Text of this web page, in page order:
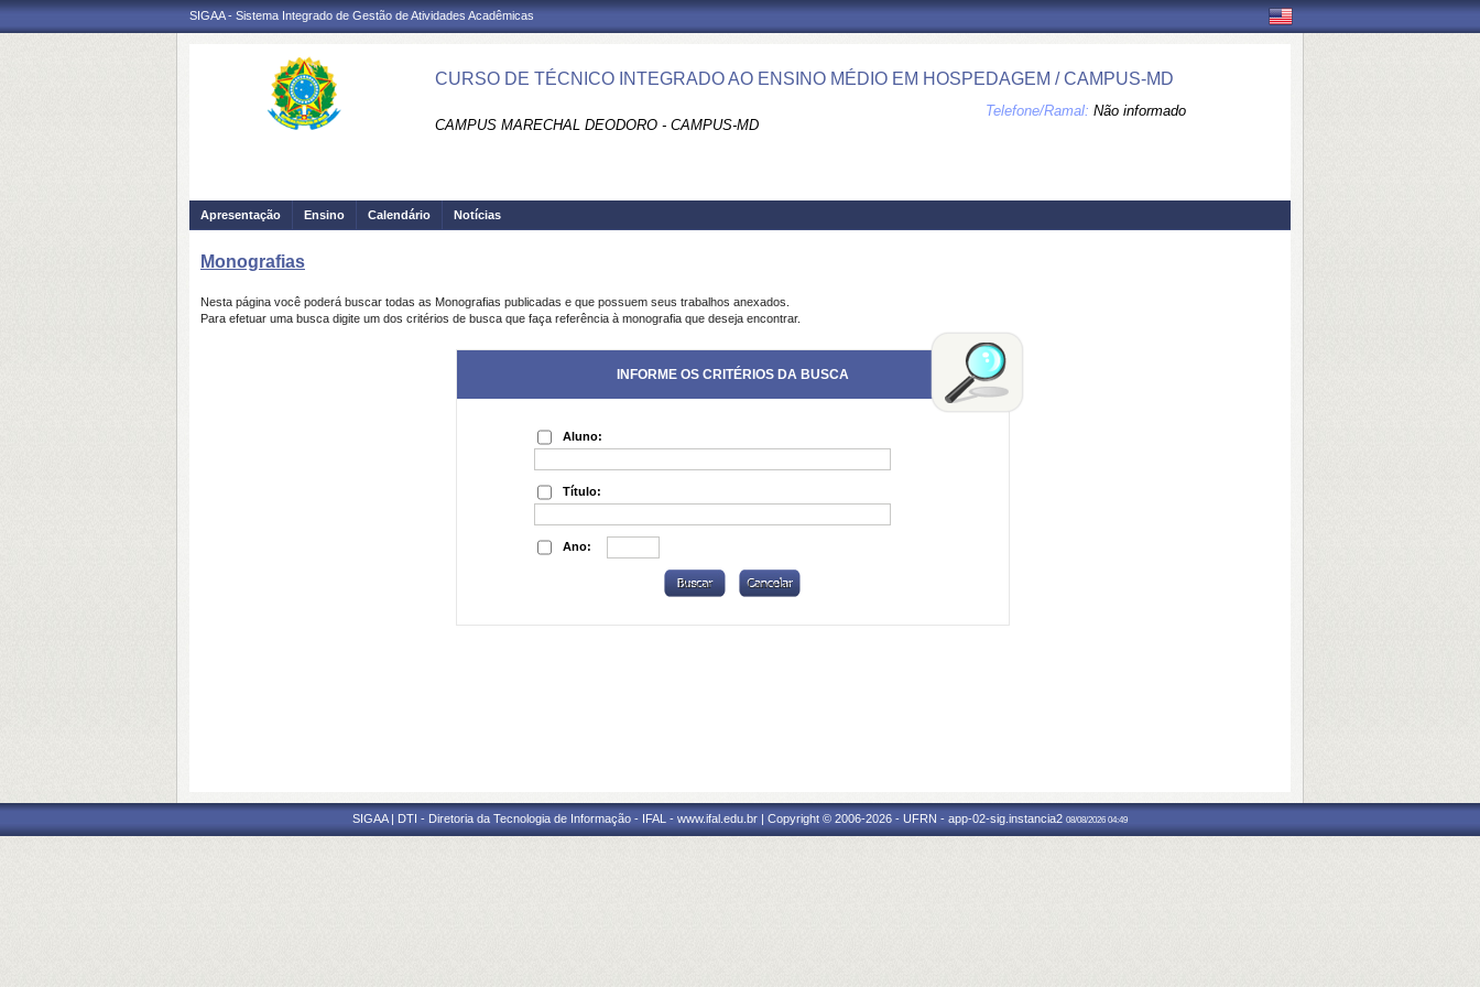
SIGAA - Sistema Integrado de Gestão de Atividades Acadêmicas
CURSO DE TÉCNICO INTEGRADO AO ENSINO MÉDIO EM HOSPEDAGEM / CAMPUS-MD
CAMPUS MARECHAL DEODORO - CAMPUS-MD
Telefone/Ramal: Não informado
Apresentação Ensino Calendário Notícias
Monografias
Nesta página você poderá buscar todas as Monografias publicadas e que possuem seus trabalhos anexados.
Para efetuar uma busca digite um dos critérios de busca que faça referência à monografia que deseja encontrar.
INFORME OS CRITÉRIOS DA BUSCA
Aluno:
Título:
Ano:
SIGAA | DTI - Diretoria da Tecnologia de Informação - IFAL - www.ifal.edu.br | Copyright © 2006-2026 - UFRN - app-02-sig.instancia2 08/08/2026 04:49